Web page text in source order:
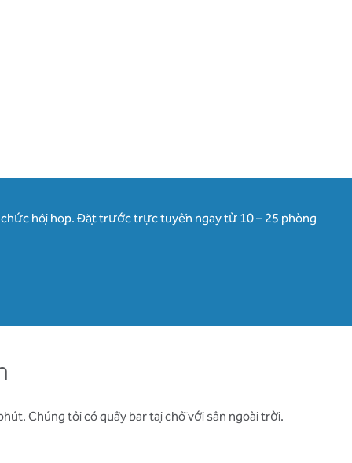
hội họp. Đặt trước trực tuyến ngay từ 10 – 25 phòng
Chúng tôi có quầy bar tại chỗ với sân ngoài trời.